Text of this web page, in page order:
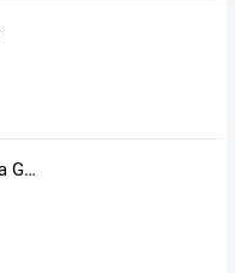
RE A LISATION à la GUILLAUBENE (PATCH, BRODERIES)